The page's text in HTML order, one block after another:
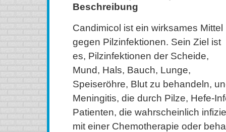
Beschreibung
Candimicol ist ein wirksames Mittel
gegen Pilzinfektionen. Sein Ziel ist
es, Pilzinfektionen der Scheide,
Mund, Hals, Bauch, Lunge,
Speiseröhre, Blut zu behandeln,
Meningitis, die durch Pilze, Hefe-
Patienten, die wahrscheinlich
mit einer Chemotherapie oder